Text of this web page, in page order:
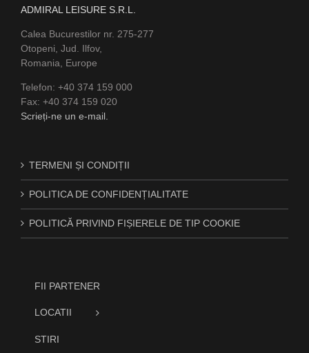
ADMIRAL LEISURE S.R.L.
Calea Bucurestilor nr. 275-277
Otopeni, Jud. Ilfov,
Romania, Europe
Telefon: +40 374 159 000
Fax: +40 374 159 020
Scrieți-ne un e-mail.
TERMENI ȘI CONDIȚII
POLITICA DE CONFIDENȚIALITATE
POLITICĂ PRIVIND FIȘIERELE DE TIP COOKIE
FII PARTENER
LOCATII
STIRI